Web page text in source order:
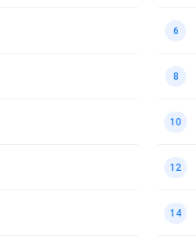
6
8
10
12
14